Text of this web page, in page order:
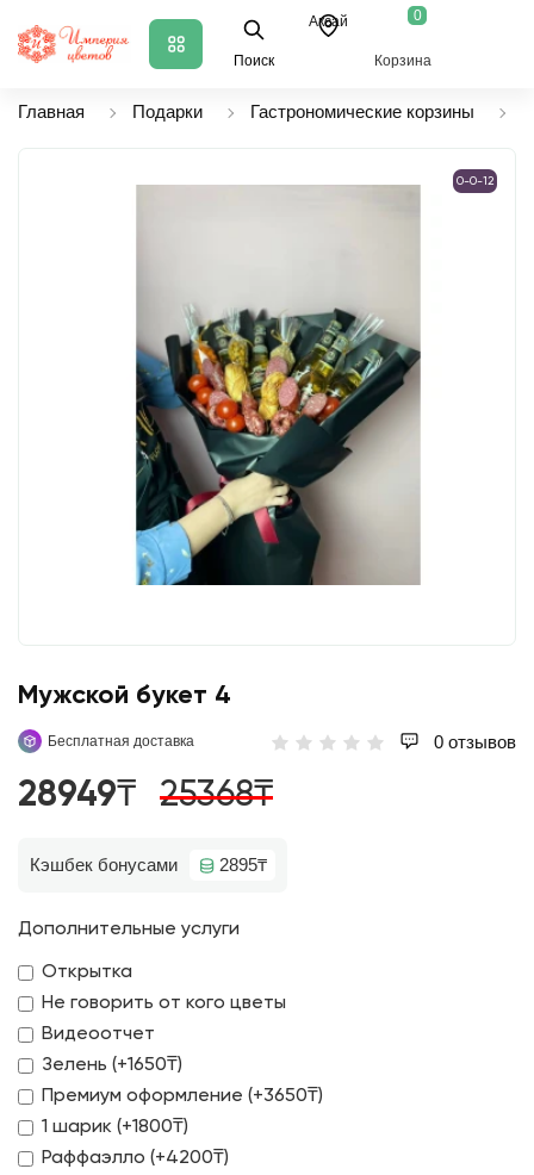
Поиск
Аксай 0
Корзина
Главная Подарки Гастрономические корзины
0-0-12
Мужской букет 4
Бесплатная доставка 0 отзывов
28949₸ 25368₸
Кэшбек бонусами 2895₸
Дополнительные услуги
Открытка
Не говорить от кого цветы
Видеоотчет
Зелень (+1650₸)
Премиум оформление (+3650₸)
1 шарик (+1800₸)
Раффаэлло (+4200₸)